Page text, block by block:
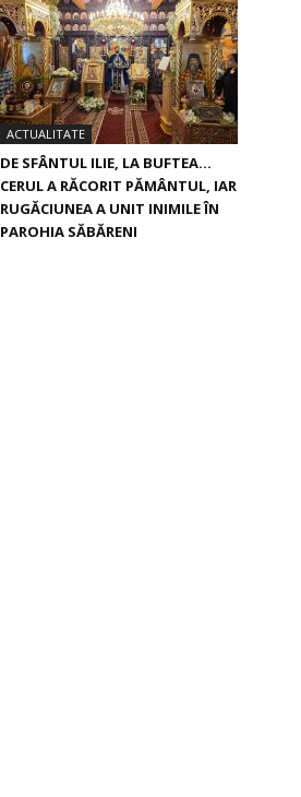
ACTUALITATE
DE SFÂNTUL ILIE, LA BUFTEA…
CERUL A RĂCORIT PĂMÂNTUL, IAR
RUGĂCIUNEA A UNIT INIMILE ÎN
PAROHIA SĂBĂRENI